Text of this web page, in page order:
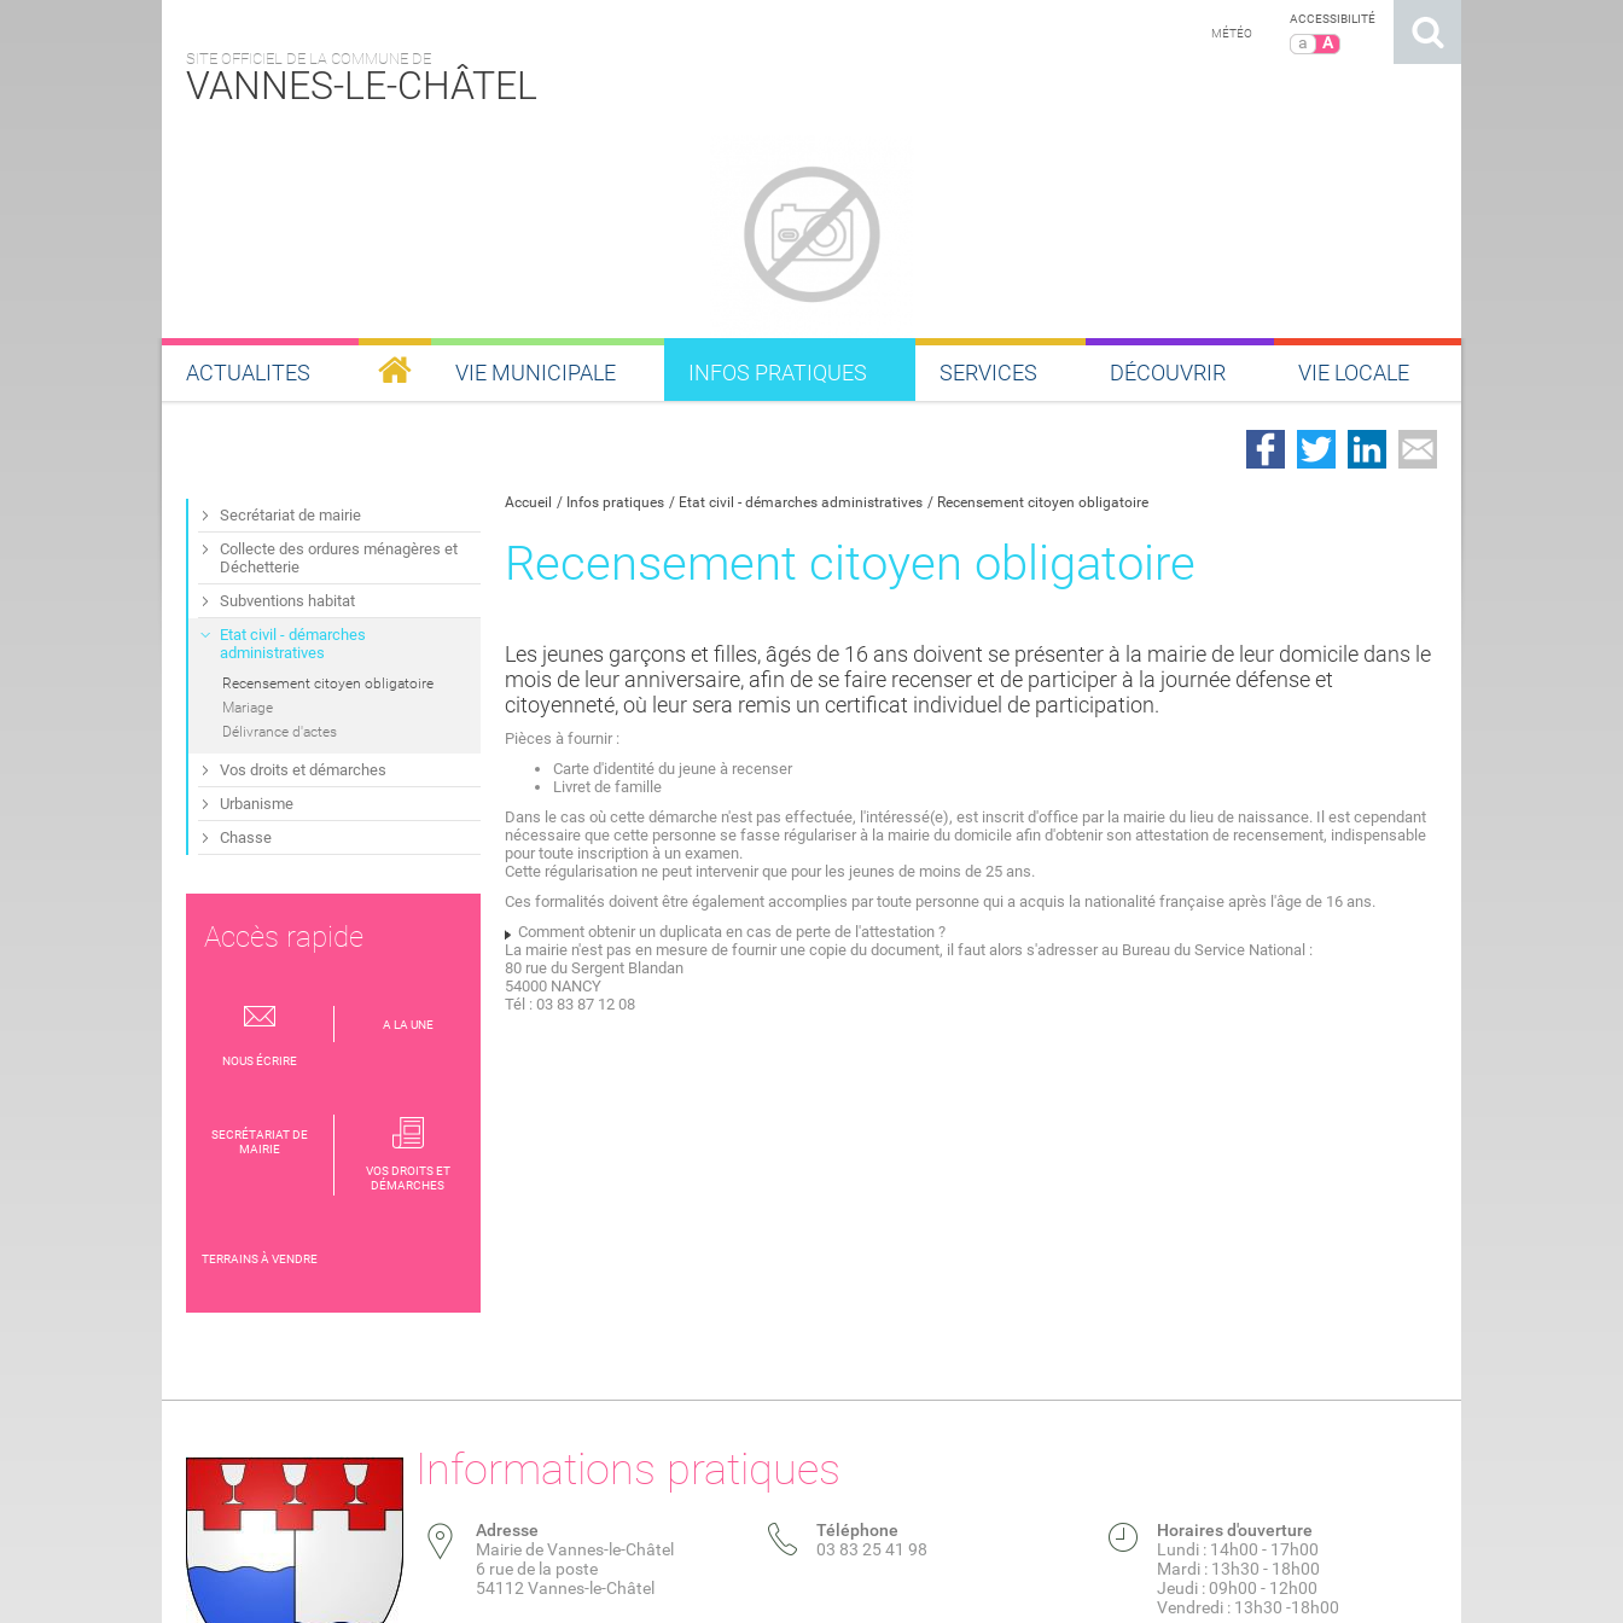
ACCESSIBILITÉ
a A
MÉTÉO
SITE OFFICIEL DE LA COMMUNE DE
VANNES-LE-CHÂTEL
ACTUALITES VIE MUNICIPALE INFOS PRATIQUES SERVICES DÉCOUVRIR VIE LOCALE
Accueil Infos pratiques Etat civil - démarches administratives Recensement citoyen obligatoire
Recensement citoyen obligatoire
Les jeunes garçons et filles, âgés de 16 ans doivent se présenter à la mairie de leur domicile dans le
mois de leur anniversaire, afin de se faire recenser et de participer à la journée défense et
citoyenneté, où leur sera remis un certificat individuel de participation.
Pièces à fournir :
Carte d'identité du jeune à recenser
Livret de famille
Dans le cas où cette démarche n'est pas effectuée, l'intéressé(e), est inscrit d'office par la mairie du lieu de naissance. Il est cependant
nécessaire que cette personne se fasse régulariser à la mairie du domicile afin d'obtenir son attestation de recensement, indispensable
pour toute inscription à un examen.
Cette régularisation ne peut intervenir que pour les jeunes de moins de 25 ans.
Ces formalités doivent être également accomplies par toute personne qui a acquis la nationalité française après l'âge de 16 ans.
Comment obtenir un duplicata en cas de perte de l'attestation ?
La mairie n'est pas en mesure de fournir une copie du document, il faut alors s'adresser au Bureau du Service National :
80 rue du Sergent Blandan
54000 NANCY
Tél : 03 83 87 12 08
Secrétariat de mairie
Collecte des ordures ménagères et
Déchetterie
Subventions habitat
Etat civil - démarches
administratives
Recensement citoyen obligatoire
Mariage
Délivrance d'actes
Vos droits et démarches
Urbanisme
Chasse
Accès rapide
NOUS ÉCRIRE
A LA UNE
SECRÉTARIAT DE
MAIRIE
VOS DROITS ET
DÉMARCHES
TERRAINS À VENDRE
Informations pratiques
Adresse
Mairie de Vannes-le-Châtel
6 rue de la poste
54112 Vannes-le-Châtel
Téléphone
03 83 25 41 98
Horaires d'ouverture
Lundi : 14h00 - 17h00
Mardi : 13h30 - 18h00
Jeudi : 09h00 - 12h00
Vendredi : 13h30 -18h00